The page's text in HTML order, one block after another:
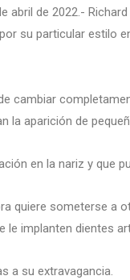
abril de 2022.-
su particular estilo
cambiar
la aparición de
en la nariz y que
quiere someterse a
le implanten dientes
a su extravagancia.